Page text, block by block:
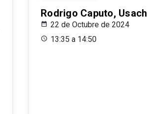
Rodrigo Caputo, Usach
22 de Octubre de 2024
13:35 a 14:50